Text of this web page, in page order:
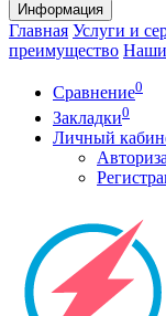
Информация
Главная Услуги и
преимущество
Сравнение0
Закладки0
Личный